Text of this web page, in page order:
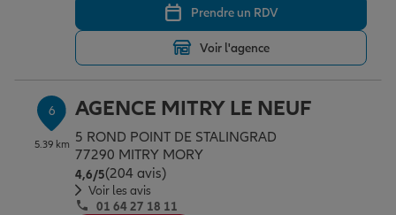
Prendre un RDV
Voir l'agence
6
5.39 km
AGENCE MITRY LE NEUF
5 ROND POINT DE STALINGRAD
77290 MITRY MORY
4,6/5Note de 4.6 sur 5
(204 avis)
Voir les avis
01 64 27 18 11